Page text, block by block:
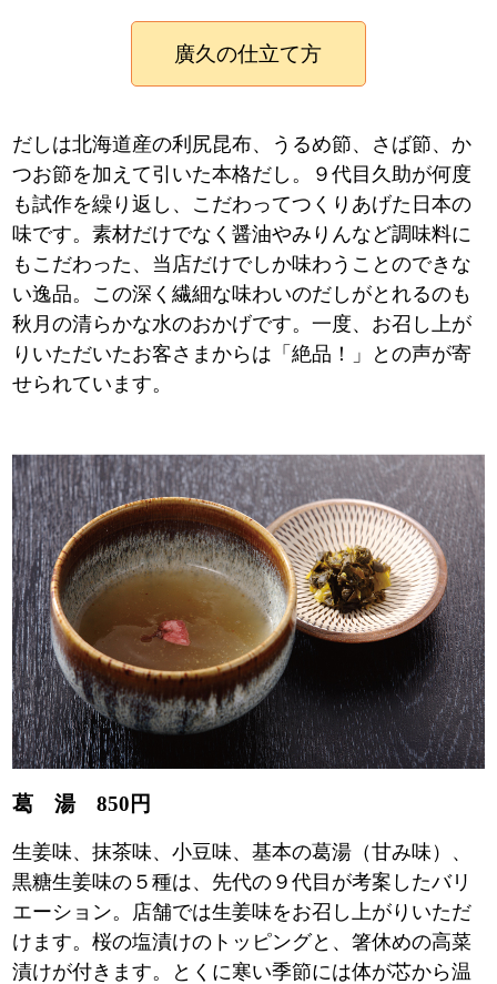
廣久の仕立て方
だしは北海道産の利尻昆布、うるめ節、さば節、か
つお節を加えて引いた本格だし。９代目久助が何度
も試作を繰り返し、こだわってつくりあげた日本の
味です。素材だけでなく醤油やみりんなど調味料に
もこだわった、当店だけでしか味わうことのできな
い逸品。この深く繊細な味わいのだしがとれるのも
秋月の清らかな水のおかげです。一度、お召し上が
りいただいたお客さまからは「絶品！」との声が寄
せられています。
葛 湯 850円
生姜味、抹茶味、小豆味、基本の葛湯（甘み味）、
黒糖生姜味の５種は、先代の９代目が考案したバリ
エーション。店舗では生姜味をお召し上がりいただ
けます。桜の塩漬けのトッピングと、箸休めの高菜
漬けが付きます。とくに寒い季節には体が芯から温